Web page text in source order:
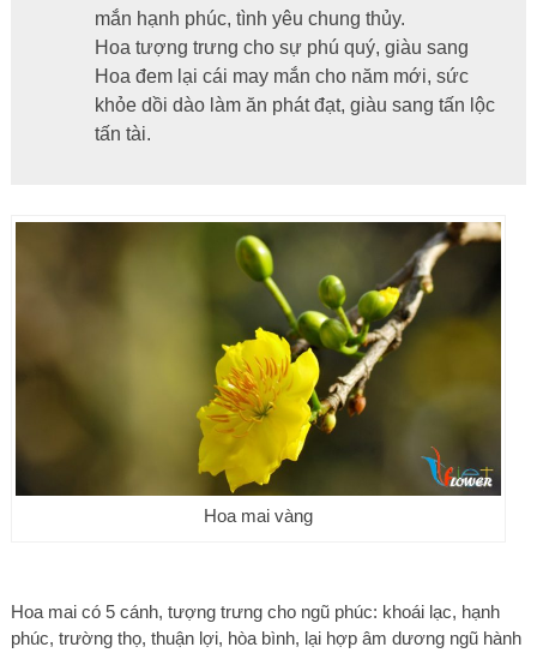
mắn hạnh phúc, tình yêu chung thủy.
Hoa tượng trưng cho sự phú quý, giàu sang
Hoa đem lại cái may mắn cho năm mới, sức
khỏe dồi dào làm ăn phát đạt, giàu sang tấn lộc
tấn tài.
Hoa mai vàng
Hoa mai có 5 cánh, tượng trưng cho ngũ phúc: khoái lạc, hạnh
phúc, trường thọ, thuận lợi, hòa bình, lại hợp âm dương ngũ hành